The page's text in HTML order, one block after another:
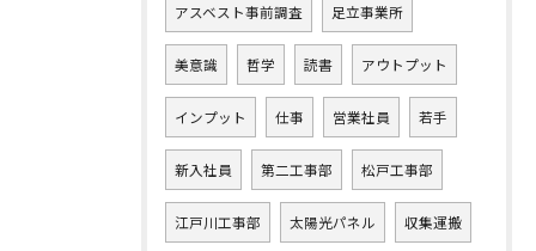
アスベスト事前調査 足立事業所
美意識 哲学 読書 アウトプット
インプット 仕事 営業社員 若手
新入社員 第二工事部 松戸工事部
江戸川工事部 太陽光パネル 収集運搬